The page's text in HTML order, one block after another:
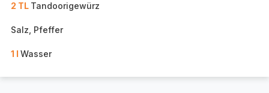
2 TL Tandoorigewürz
Salz, Pfeffer
1 l Wasser